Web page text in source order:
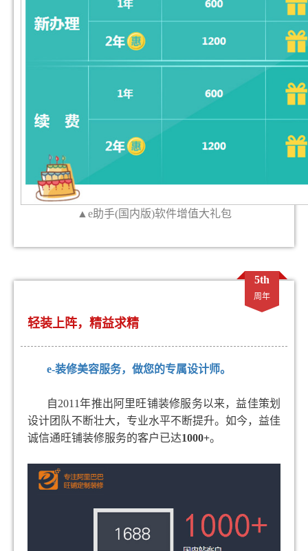
▲ e助手(国内版)软件增值大礼包
5th
周年
轻装上阵，精益求精
e-装修美容服务，做您的专属设计师。
自2011年推出阿里旺铺装修服务以来，益佳策划
设计团队不断壮大，专业水平不断提升。如今，益佳
诚信通旺铺装修服务的客户已达1000+。